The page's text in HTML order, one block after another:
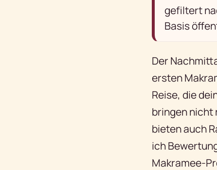
gefiltert
Basis
Der
ersten
Reise, die
bringen nicht
bieten auch
ich
Makramee-